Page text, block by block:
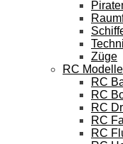
Züge
RC Modelle
RC
RC
RC
RC
RC